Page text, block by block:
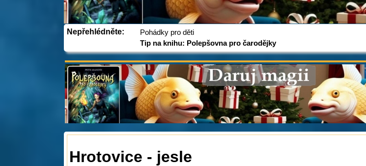
Nepřehlédněte:
Pohádky pro děti
Tip na knihu: Polepšovna pro čarodějky
Hrotovice - jesle